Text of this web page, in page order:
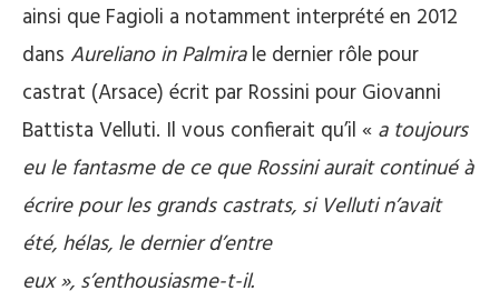
ainsi que Fagioli a notamment interprété en 2012
dans Aureliano in Palmirale dernier rôle pour
castrat (Arsace) écrit par Rossini pour Giovanni
Battista Velluti. Il vous confierait qu’il « a toujours
eu le fantasme de ce que Rossini aurait continué à
écrire pour les grands castrats, si Velluti n’avait
été, hélas, le dernier d’entre
eux », s’enthousiasme-t-il.